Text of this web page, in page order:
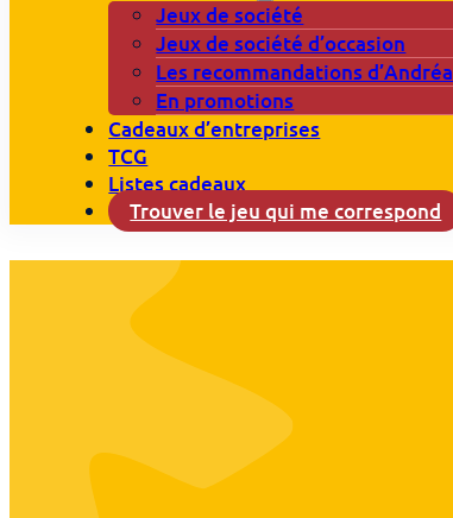
Jeux de société
Jeux de société d’occasion
Les recommandations d’Andréa
En promotions
Cadeaux d’entreprises
TCG
Listes cadeaux
Trouver le jeu qui me correspond